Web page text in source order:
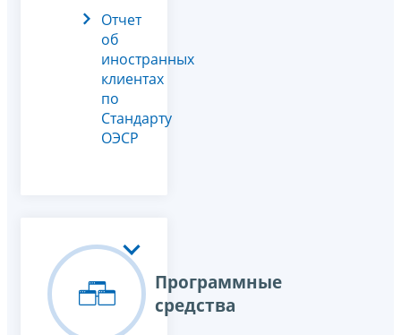
Отчет
об
иностранных
клиентах
по
Стандарту
ОЭСР
Программные
средства